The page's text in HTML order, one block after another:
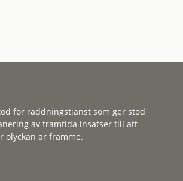
för räddningstjänst som ger stöd
av framtida insatser till att
olyckan är framme.